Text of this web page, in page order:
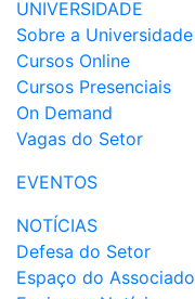
UNIVERSIDADE
Sobre a Universidade
Cursos Online
Cursos Presenciais
On Demand
Vagas do Setor
EVENTOS
NOTÍCIAS
Defesa do Setor
Espaço do Associado